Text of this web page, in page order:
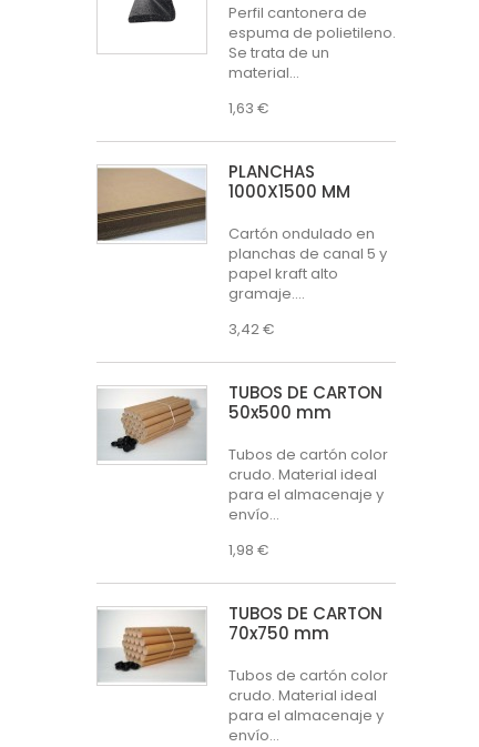
Perfil cantonera de
espuma de polietileno.
Se trata de un
material...
1,63 €
PLANCHAS
1000X1500 MM
Cartón ondulado en
planchas de canal 5 y
papel kraft alto
gramaje....
3,42 €
TUBOS DE CARTÓN
50x500 mm
Tubos de cartón color
crudo. Material ideal
para el almacenaje y
envío...
1,98 €
TUBOS DE CARTÓN
70x750 mm
Tubos de cartón color
crudo. Material ideal
para el almacenaje y
envío...